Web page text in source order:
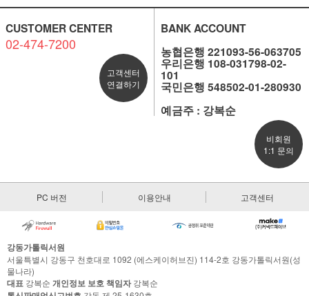
CUSTOMER CENTER
02-474-7200
고객센터
연결하기
BANK ACCOUNT
농협은행 221093-56-063705
우리은행 108-031798-02-
101
국민은행 548502-01-280930
예금주 : 강복순
비회원
1:1 문의
PC 버전 이용안내 고객센터
강동가톨릭서원
서울특별시 강동구 천호대로 1092 (에스케이허브진) 114-2호 강동가톨릭서원(성
물나라)
대표 강복순 개인정보 보호 책임자강복순